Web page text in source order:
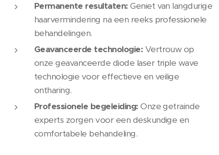
Permanente resultaten: Geniet van langdurige
haarvermindering na een reeks professionele
behandelingen.
Geavanceerde technologie: Vertrouw op
onze geavanceerde diode laser triple wave
technologie voor effectieve en veilige
ontharing.
Professionele begeleiding: Onze getrainde
experts zorgen voor een deskundige en
comfortabele behandeling.